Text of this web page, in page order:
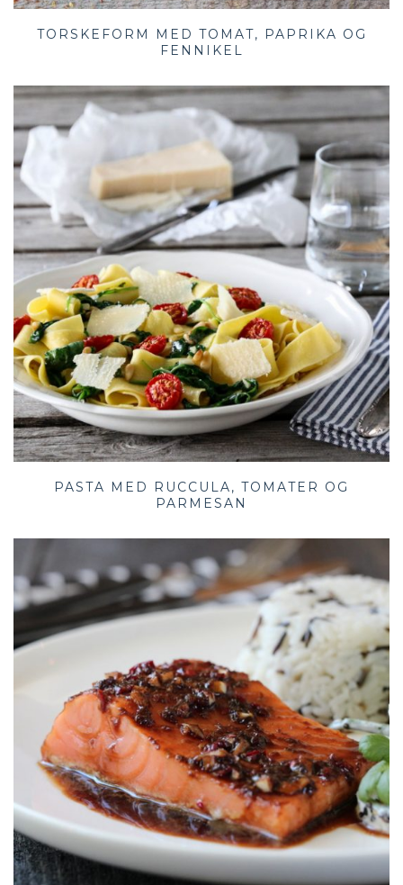
TORSKEFORM MED TOMAT, PAPRIKA OG
FENNIKEL
PASTA MED RUCCULA, TOMATER OG
PARMESAN